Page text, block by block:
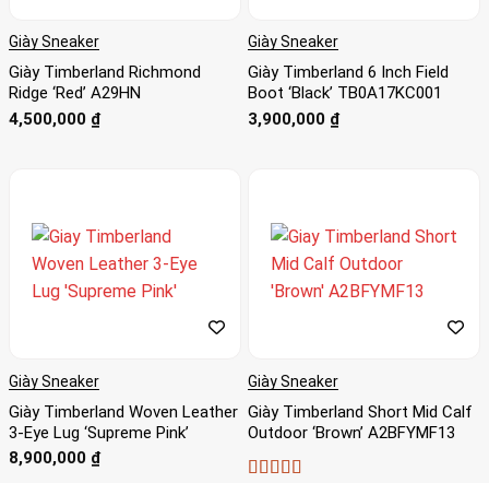
Giày Sneaker
Giày Timberland Richmond
Ridge ‘Red’ A29HN
4,500,000 ₫
Giày Sneaker
Giày Timberland 6 Inch Field
Boot ‘Black’ TB0A17KC001
3,900,000 ₫
Giày Sneaker
Giày Timberland Woven Leather
3-Eye Lug ‘Supreme Pink’
8,900,000 ₫
Giày Sneaker
Giày Timberland Short Mid Calf
Outdoor ‘Brown’ A2BFYMF13